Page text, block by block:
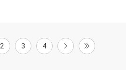
2 3 4